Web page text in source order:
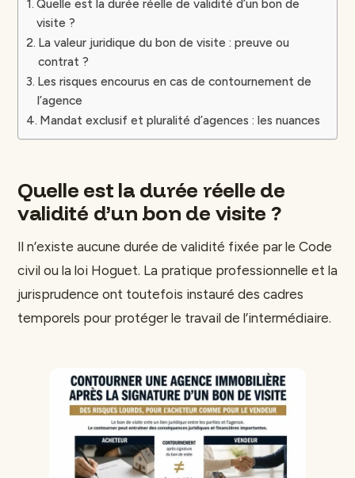
Quelle est la durée réelle de validité d’un bon de
visite ?
La valeur juridique du bon de visite : preuve ou
contrat ?
Les risques encourus en cas de contournement de
l’agence
Mandat exclusif et pluralité d’agences : les nuances
Quelle est la durée réelle de
validité d’un bon de visite ?
Il n’existe aucune durée de validité fixée par le Code
civil ou la loi Hoguet. La pratique professionnelle et la
jurisprudence ont toutefois instauré des cadres
temporels pour protéger le travail de l’intermédiaire.